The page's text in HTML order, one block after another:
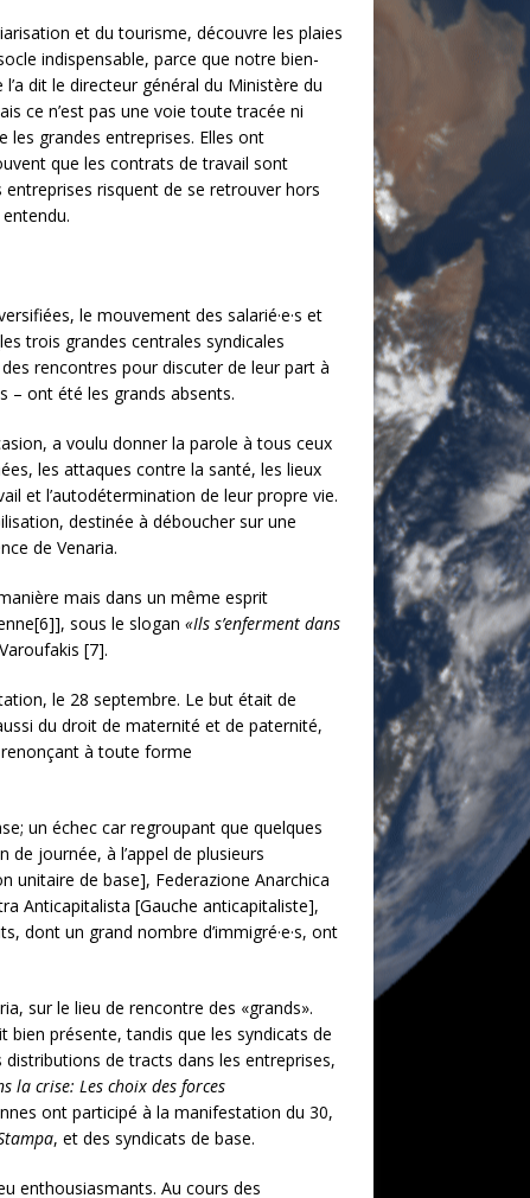
et du tourisme, découvre les plaies
indispensable, parce que notre bien-
dit le directeur général du Ministère du
ce n’est pas une voie toute tracée ni
les grandes entreprises. Elles ont
que les contrats de travail sont
risquent de se retrouver hors
le mouvement des salarié·e·s et
trois grandes centrales syndicales
rencontres pour discuter de leur part à
– ont été les grands absents.
a voulu donner la parole à tous ceux
les attaques contre la santé, les lieux
et l’autodétermination de leur propre vie.
destinée à déboucher sur une
de Venaria.
mais dans un même esprit
sous le slogan «Ils s’enferment dans
[7].
le 28 septembre. Le but était de
du droit de maternité et de paternité,
à toute forme
un échec car regroupant que quelques
journée, à l’appel de plusieurs
unitaire de base], Federazione Anarchica
Anticapitalista [Gauche anticapitaliste],
dont un grand nombre d’immigré·e·s, ont
sur le lieu de rencontre des «grands».
présente, tandis que les syndicats de
de tracts dans les entreprises,
la crise: Les choix des forces
ont participé à la manifestation du 30,
, et des syndicats de base.
enthousiasmants. Au cours des